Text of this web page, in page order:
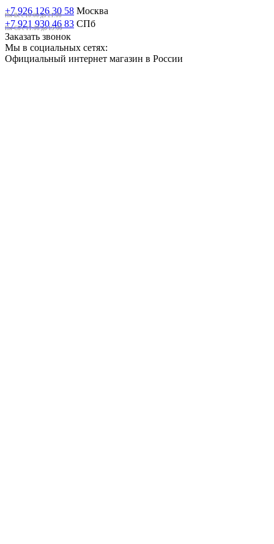
+7 926 126 30 58 Москва
Пн-Вс с 10:00 до 21:00
+7 921 930 46 83 СПб
Пн-Сб c 11:00 до 19:00
Заказать звонок
Мы в социальных сетях:
Официальный интернет магазин в России